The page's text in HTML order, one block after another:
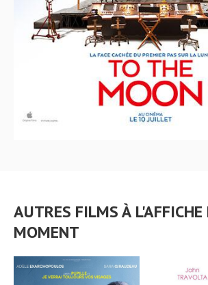
AUTRES FILMS À L'AFFICHE
MOMENT